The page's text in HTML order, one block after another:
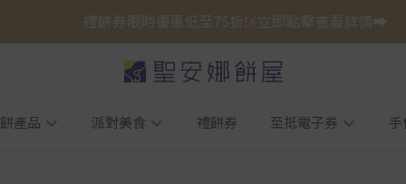
禮餅券限時優惠低至75折!⚡立即點擊查看詳情➡️
產品 派對美食 禮餅券 至抵電子券 手